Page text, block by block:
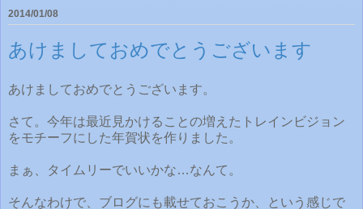
2014/01/08
あけましておめでとうございます
あけましておめでとうございます。
さて。今年は最近見かけることの増えたトレインビジョン
をモチーフにした年賀状を作りました。
まぁ、タイムリーでいいかな…なんて。
そんなわけで、ブログにも載せておこうか、という感じで